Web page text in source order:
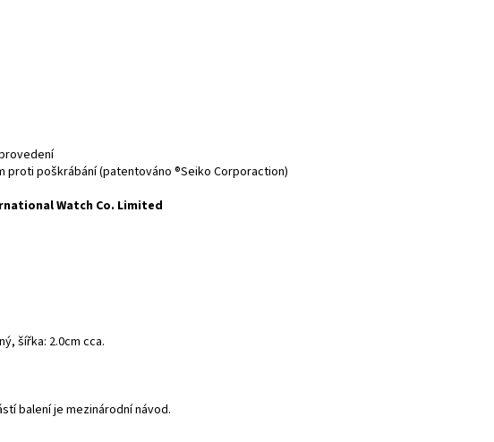
proti poškrábání (patentováno ®Seiko Corporaction)
Watch Co. Limited
šířka: 2.0cm cca.
balení je mezinárodní návod.